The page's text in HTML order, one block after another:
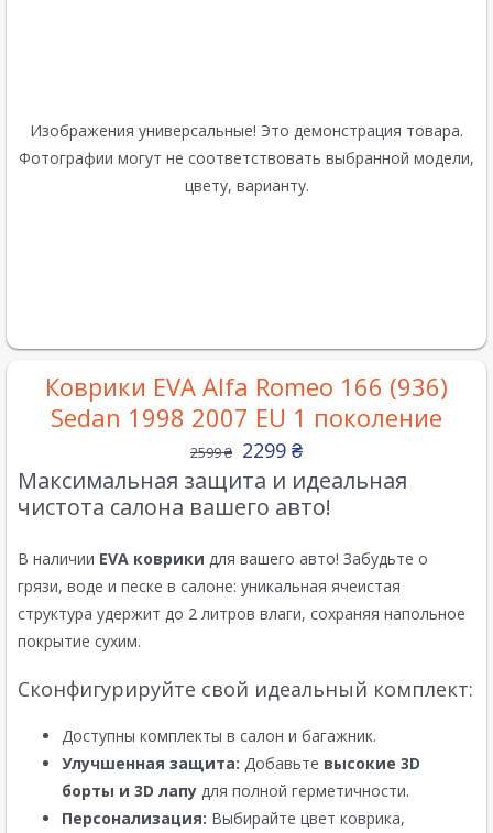
Изображения универсальные! Это демонстрация товара.
Фотографии могут не соответствовать выбранной модели,
цвету, варианту.
Коврики EVA Alfa Romeo 166 (936)
Sedan 1998 2007 EU 1 поколение
2599₴ 2299 ₴
Максимальная защита и идеальная
чистота салона вашего авто!
В наличии EVA коврики для вашего авто! Забудьте о
грязи, воде и песке в салоне: уникальная ячеистая
структура удержит до 2 литров влаги, сохраняя напольное
покрытие сухим.
Сконфигурируйте свой идеальный комплект:
Доступны комплекты в салон и багажник.
Улучшенная защита: Добавьте высокие 3D
борты и 3D лапу для полной герметичности.
Персонализация: Выбирайте цвет коврика,